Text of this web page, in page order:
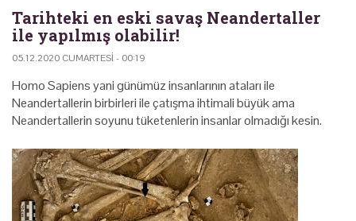
Tarihteki en eski savaş Neandertaller
ile yapılmış olabilir!
05.12.2020 CUMARTESI - 00:19
Homo Sapiens yani günümüz insanlarının ataları ile
Neandertallerin birbirleri ile çatışma ihtimali büyük ama
Neandertallerin soyunu tüketenlerin insanlar olmadığı kesin.